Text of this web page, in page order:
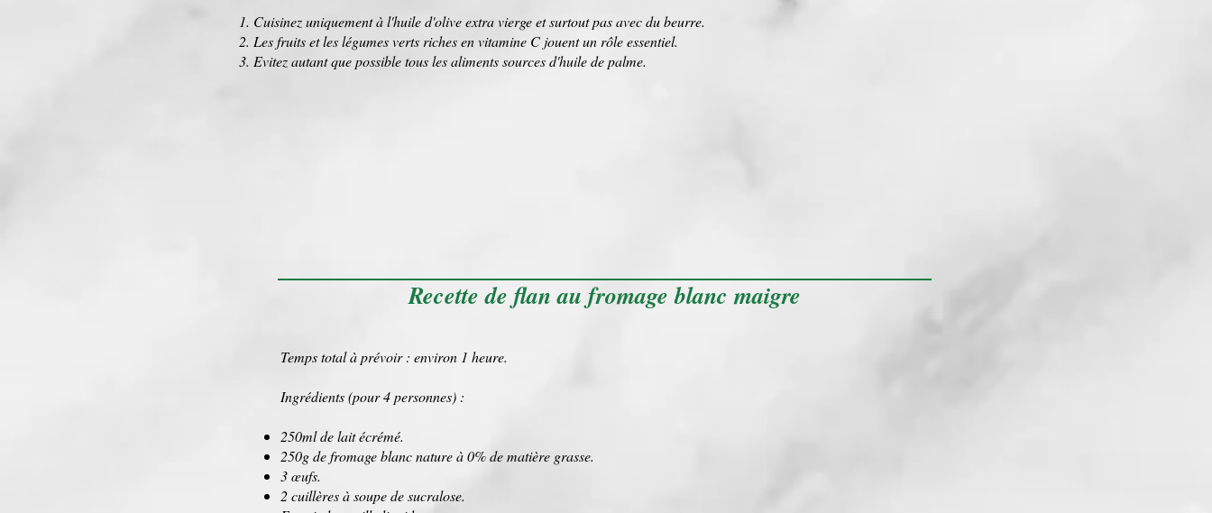
​Cuisinez uniquement à l'huile d'oliveextra vierge et surtout pas avec dubeurre.
Lesfruitset leslégumes verts riches envitamine C jouent un rôle essentiel.
Evitez autant que possible tous les aliments sources d'huile de palme.
Recette de flan au fromage blanc maigre
Temps total à prévoir : environ 1 heure.
Ingrédients (pour 4 personnes) :
250ml de lait écrémé.
250g de fromage blanc nature à 0% de matière grasse.
3 œufs.
2 cuillères à soupe de sucralose.